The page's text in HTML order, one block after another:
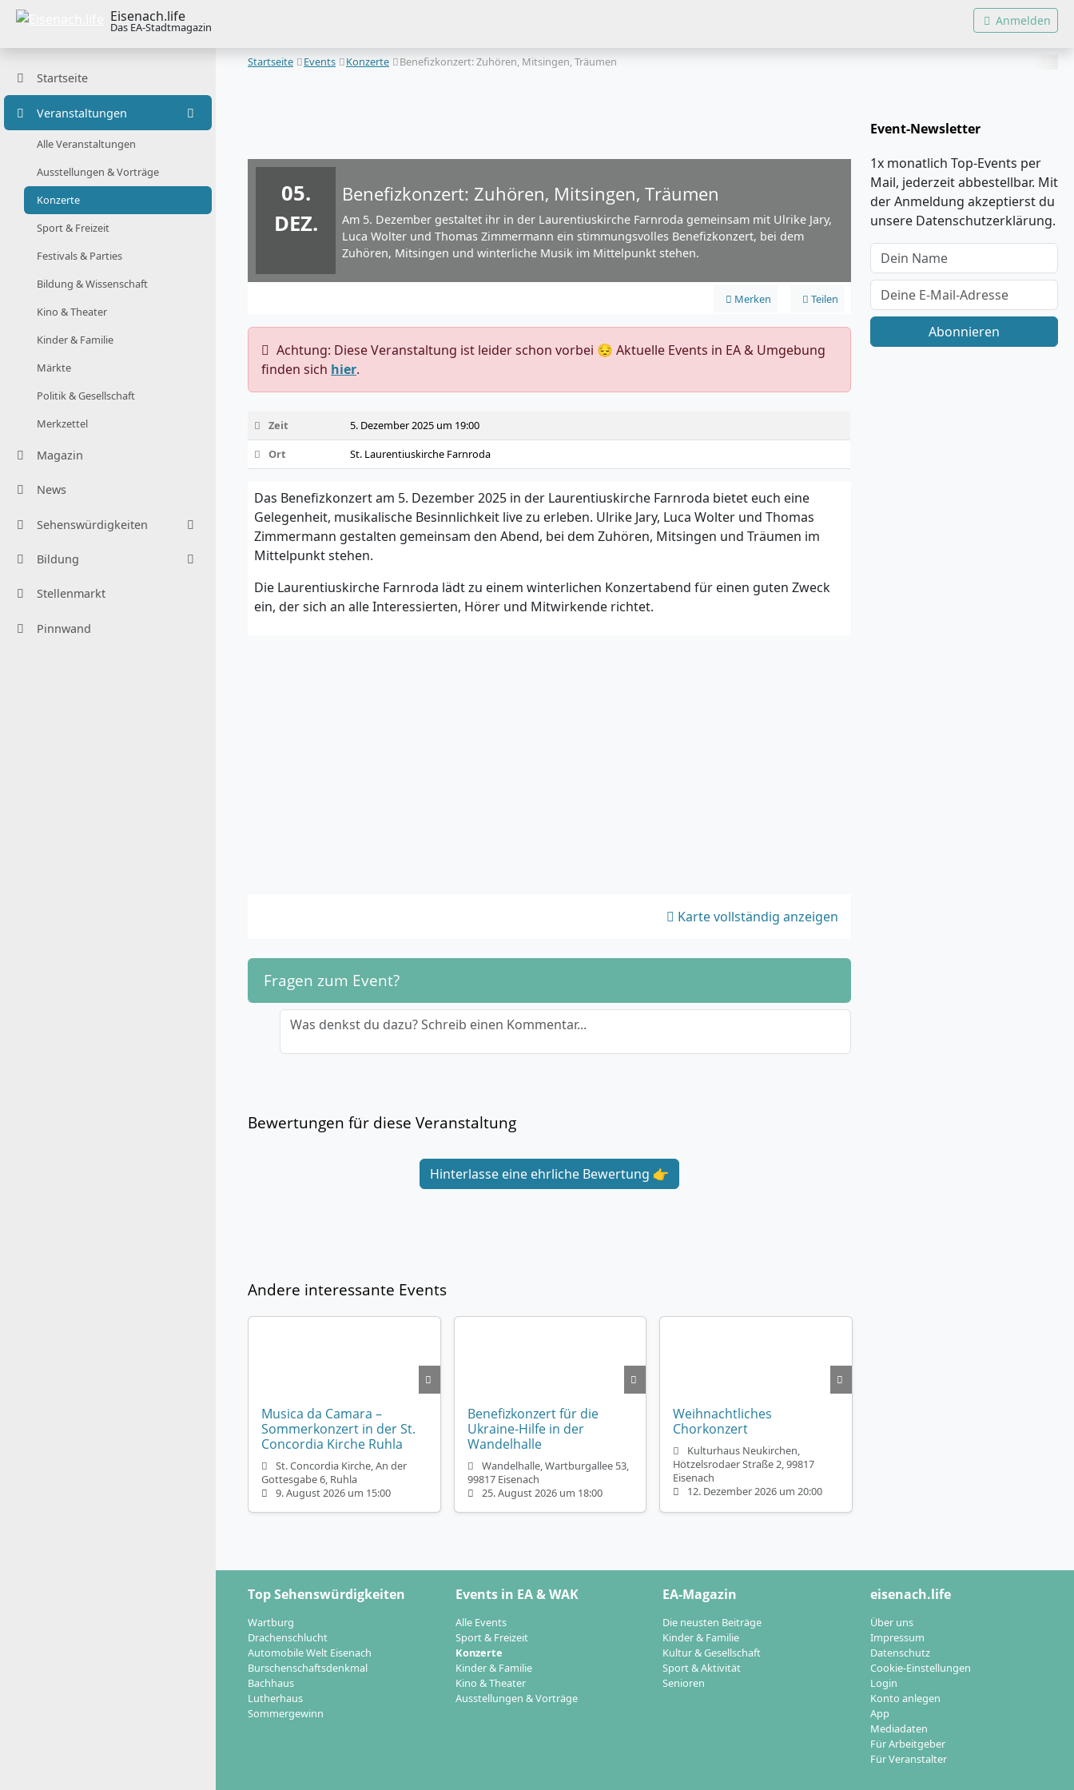
Eisenach.life
Das EA-Stadtmagazin Anmelden
Startseite
Veranstaltungen
Alle Veranstaltungen
Ausstellungen & Vorträge
Konzerte
Sport & Freizeit
Festivals & Parties
Bildung & Wissenschaft
Kino & Theater
Kinder & Familie
Märkte
Politik & Gesellschaft
Merkzettel
Magazin
News
Sehenswürdigkeiten
Bildung
Stellenmarkt
Pinnwand
Startseite Events Konzerte Benefizkonzert: Zuhören, Mitsingen, Träumen
05.
DEZ.
Benefizkonzert: Zuhören, Mitsingen, Träumen
Am 5. Dezember gestaltet ihr in der Laurentiuskirche Farnroda gemeinsam mit Ulrike Jary,
Luca Wolter und Thomas Zimmermann ein stimmungsvolles Benefizkonzert, bei dem
Zuhören, Mitsingen und winterliche Musik im Mittelpunkt stehen.
Merken Teilen
️ Achtung: Diese Veranstaltung ist leider schon vorbei 😔 Aktuelle Events in EA & Umgebung
finden sich hier.
Zeit
5. Dezember 2025 um 19:00
Ort
St. Laurentiuskirche Farnroda
Das Benefizkonzert am 5. Dezember 2025 in der Laurentiuskirche Farnroda bietet euch eine
Gelegenheit, musikalische Besinnlichkeit live zu erleben. Ulrike Jary, Luca Wolter und Thomas
Zimmermann gestalten gemeinsam den Abend, bei dem Zuhören, Mitsingen und Träumen im
Mittelpunkt stehen.
Die Laurentiuskirche Farnroda lädt zu einem winterlichen Konzertabend für einen guten Zweck
ein, der sich an alle Interessierten, Hörer und Mitwirkende richtet.
Karte vollständig anzeigen
Fragen zum Event?
Was denkst du dazu? Schreib einen Kommentar...
Bewertungen für diese Veranstaltung
Hinterlasse eine ehrliche Bewertung 👉
Event-Newsletter
1x monatlich Top-Events per
Mail, jederzeit abbestellbar. Mit
der Anmeldung akzeptierst du
unsere Datenschutzerklärung.
Abonnieren
Andere interessante Events
Musica da Camara –
Sommerkonzert in der St.
Concordia Kirche Ruhla
St. Concordia Kirche, An der
Gottesgabe 6, Ruhla
9. August 2026 um 15:00
Benefizkonzert für die
Ukraine-Hilfe in der
Wandelhalle
Wandelhalle, Wartburgallee 53,
99817 Eisenach
25. August 2026 um 18:00
Weihnachtliches
Chorkonzert
Kulturhaus Neukirchen,
Hötzelsrodaer Straße 2, 99817
Eisenach
12. Dezember 2026 um 20:00
Top Sehenswürdigkeiten
Wartburg
Drachenschlucht
Automobile Welt Eisenach
Burschenschaftsdenkmal
Bachhaus
Lutherhaus
Sommergewinn
Events in EA & WAK
Alle Events
Sport & Freizeit
Konzerte
Kinder & Familie
Kino & Theater
Ausstellungen & Vorträge
EA-Magazin
Die neusten Beiträge
Kinder & Familie
Kultur & Gesellschaft
Sport & Aktivität
Senioren
eisenach.life
Über uns
Impressum
Datenschutz
Cookie-Einstellungen
Login
Konto anlegen
App
Mediadaten
Für Arbeitgeber
Für Veranstalter